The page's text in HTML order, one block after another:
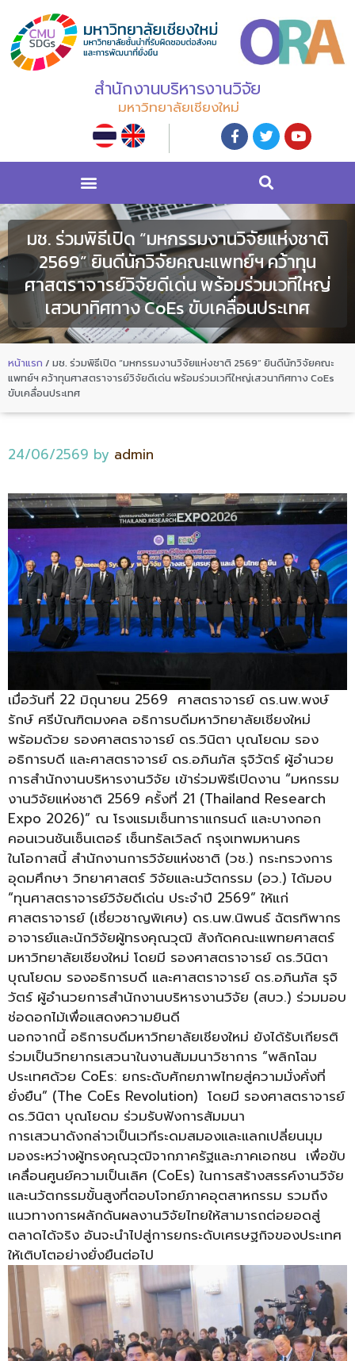
สำนักงานบริหารงานวิจัย
มหาวิทยาลัยเชียงใหม่
มช. ร่วมพิธีเปิด “มหกรรมงานวิจัยแห่งชาติ
2569” ยินดีนักวิจัยคณะแพทย์ฯ คว้าทุน
ศาสตราจารย์วิจัยดีเด่น พร้อมร่วมเวทีใหญ่
เสวนาทิศทาง CoEs ขับเคลื่อนประเทศ
หน้าแรก / มช. ร่วมพิธีเปิด “มหกรรมงานวิจัยแห่งชาติ 2569” ยินดีนักวิจัยคณะ
แพทย์ฯ คว้าทุนศาสตราจารย์วิจัยดีเด่น พร้อมร่วมเวทีใหญ่เสวนาทิศทาง CoEs
ขับเคลื่อนประเทศ
24/06/2569 by admin
เมื่อวันที่ 22 มิถุนายน 2569 ศาสตราจารย์ ดร.นพ.พงษ์
รักษ์ ศรีบัณฑิตมงคล อธิการบดีมหาวิทยาลัยเชียงใหม่
พร้อมด้วย รองศาสตราจารย์ ดร.วินิตา บุณโยดม รอง
อธิการบดี และศาสตราจารย์ ดร.อภินภัส รุจิวัตร์ ผู้อำนวย
การสำนักงานบริหารงานวิจัย เข้าร่วมพิธีเปิดงาน “มหกรรม
งานวิจัยแห่งชาติ 2569 ครั้งที่ 21 (Thailand Research
Expo 2026)” ณ โรงแรมเซ็นทาราแกรนด์ และบางกอก
คอนเวนชันเซ็นเตอร์ เซ็นทรัลเวิลด์ กรุงเทพมหานคร
ในโอกาสนี้ สำนักงานการวิจัยแห่งชาติ (วช.) กระทรวงการ
อุดมศึกษา วิทยาศาสตร์ วิจัยและนวัตกรรม (อว.) ได้มอบ
“ทุนศาสตราจารย์วิจัยดีเด่น ประจำปี 2569” ให้แก่
ศาสตราจารย์ (เชี่ยวชาญพิเศษ) ดร.นพ.นิพนธ์ ฉัตรทิพากร
อาจารย์และนักวิจัยผู้ทรงคุณวุฒิ สังกัดคณะแพทยศาสตร์
มหาวิทยาลัยเชียงใหม่ โดยมี รองศาสตราจารย์ ดร.วินิตา
บุณโยดม รองอธิการบดี และศาสตราจารย์ ดร.อภินภัส รุจิ
วัตร์ ผู้อำนวยการสำนักงานบริหารงานวิจัย (สบว.) ร่วมมอบ
ช่อดอกไม้เพื่อแสดงความยินดี
นอกจากนี้ อธิการบดีมหาวิทยาลัยเชียงใหม่ ยังได้รับเกียรติ
ร่วมเป็นวิทยากรเสวนาในงานสัมมนาวิชาการ “พลิกโฉม
ประเทศด้วย CoEs: ยกระดับศักยภาพไทยสู่ความมั่งคั่งที่
ยั่งยืน” (The CoEs Revolution) โดยมี รองศาสตราจารย์
ดร.วินิตา บุณโยดม ร่วมรับฟังการสัมมนา
การเสวนาดังกล่าวเป็นเวทีระดมสมองและแลกเปลี่ยนมุม
มองระหว่างผู้ทรงคุณวุฒิจากภาครัฐและภาคเอกชน เพื่อขับ
เคลื่อนศูนย์ความเป็นเลิศ (CoEs) ในการสร้างสรรค์งานวิจัย
และนวัตกรรมขั้นสูงที่ตอบโจทย์ภาคอุตสาหกรรม รวมถึง
แนวทางการผลักดันผลงานวิจัยไทยให้สามารถต่อยอดสู่
ตลาดได้จริง อันจะนำไปสู่การยกระดับเศรษฐกิจของประเทศ
ให้เติบโตอย่างยั่งยืนต่อไป